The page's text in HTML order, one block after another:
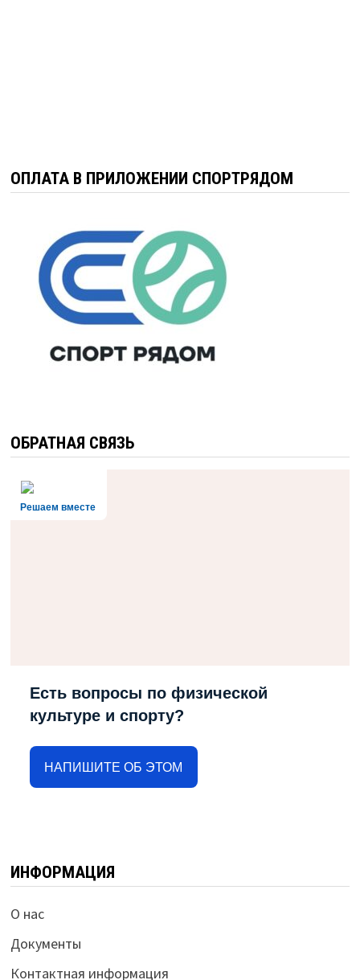
ОПЛАТА В ПРИЛОЖЕНИИ СПОРТРЯДОМ
ОБРАТНАЯ СВЯЗЬ
Решаем вместе
Есть вопросы по физической
культуре и спорту?
НАПИШИТЕ ОБ ЭТОМ
ИНФОРМАЦИЯ
О нас
Документы
Контактная информация